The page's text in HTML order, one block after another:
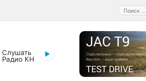
Поиск:
Слушать
Радио КН